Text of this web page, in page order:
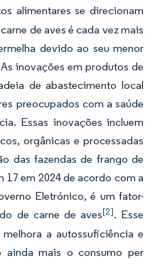
alimentares se direcionam
de aves é cada vez mais
devido ao seu menor
inovações em produtos de
de abastecimento local
preocupados com a saúde
Essas inovações incluem
orgânicas e processadas
das fazendas de frango de
17 em 2024 de acordo com a
Eletrónico, é um fator-
de carne de aves[2]. Esse
a autossuficiência e
ainda mais o consumo per